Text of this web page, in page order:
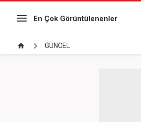
En Çok Görüntülenenler
GÜNCEL